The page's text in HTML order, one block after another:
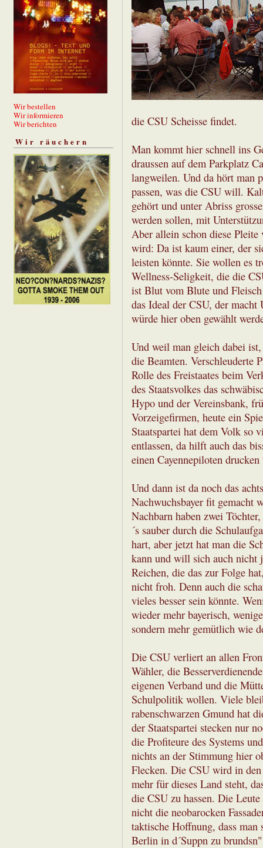
Wir bestellen
Wir informieren
Wir berichten
Wir räuchern
die CSU Scheisse findet.
Man kommt hier schnell ins
draussen auf dem Parkplatz
langweilen. Und da hört man
passen, was die CSU will.
gehört und unter Abriss
werden sollen, mit
Aber allein schon diese
wird: Da ist kaum einer, der
leisten könnte. Sie wollen es
Wellness-Seligkeit, die die
ist Blut vom Blute und
das Ideal der CSU, der
würde hier oben gewählt
Und weil man gleich dabei
die Beamten. Verschleuderte
Rolle des Freistaates beim
des Staatsvolkes das
Hypo und der Vereinsbank,
Vorzeigefirmen, heute ein
Staatspartei hat dem Volk so
entlassen, da hilft auch das
einen Cayennepiloten
Und dann ist da noch das
Nachwuchsbayer fit gemacht
Nachbarn haben zwei
´s sauber durch die
hart, aber jetzt hat man die
kann und will sich auch nicht
Reichen, die das zur Folge
nicht froh. Denn auch die
vieles besser sein könnte.
wieder mehr bayerisch,
sondern mehr gemütlich wie
Die CSU verliert an allen
Wähler, die
eigenen Verband und die
Schulpolitik wollen. Viele
rabenschwarzen Gmund hat
der Staatspartei stecken nur
die Profiteure des Systems
nichts an der Stimmung hier
Flecken. Die CSU wird in den
mehr für dieses Land steht,
die CSU zu hassen. Die
nicht die neobarocken
taktische Hoffnung, dass
Berlin in d´Suppn zu